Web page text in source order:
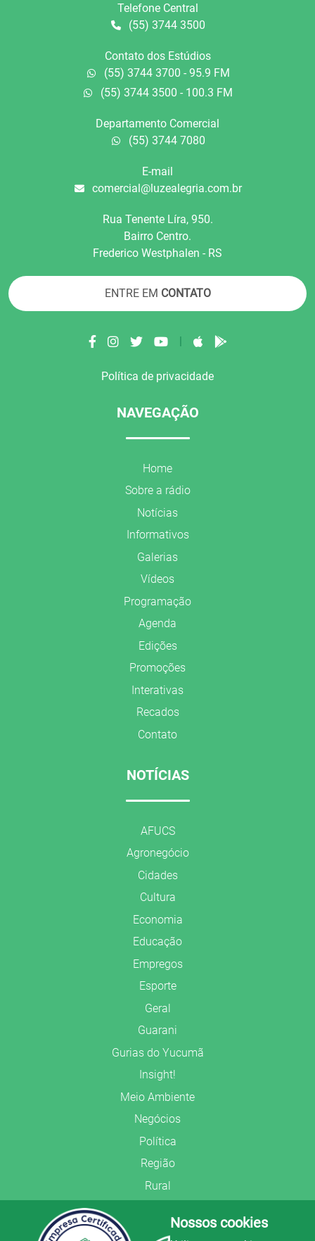
Telefone Central
(55) 3744 3500
Contato dos Estúdios
(55) 3744 3700 - 95.9 FM
(55) 3744 3500 - 100.3 FM
Departamento Comercial
(55) 3744 7080
E-mail
comercial@luzealegria.com.br
Rua Tenente Líra, 950.
Bairro Centro.
Frederico Westphalen - RS
ENTRE EM CONTATO
|
Política de privacidade
NAVEGAÇÃO
Home
Sobre a rádio
Notícias
Informativos
Galerias
Vídeos
Programação
Agenda
Edições
Promoções
Interativas
Recados
Contato
NOTÍCIAS
AFUCS
Agronegócio
Cidades
Cultura
Economia
Educação
Empregos
Esporte
Geral
Guarani
Gurias do Yucumã
Insight!
Meio Ambiente
Negócios
Política
Região
Rural
Segurança PúblicaNossos cookies